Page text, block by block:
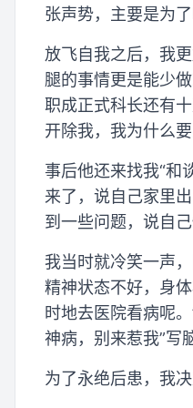
张声势，主要是为了
放飞自我之后，我
腿的事情更是能少
职成正式科长还有
开除我，我为什么
事后他还来找我“和
来了，说自己家里
到一些问题，说自
我当时就冷笑一声
精神状态不好，身
时地去医院看病呢
神病，别来惹我”写
为了永绝后患，我